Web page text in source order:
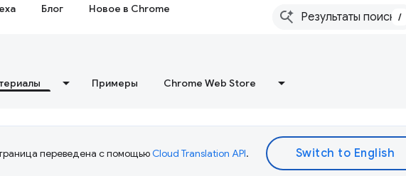
Блог Новое в Chrome
/
Примеры Chrome Web Store
переведена с помощьюCloud Translation API.